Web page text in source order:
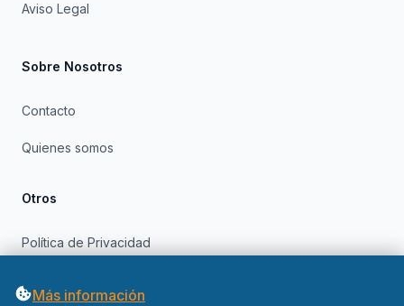
Aviso Legal
Sobre Nosotros
Contacto
Quienes somos
Otros
Política de Privacidad
Más información